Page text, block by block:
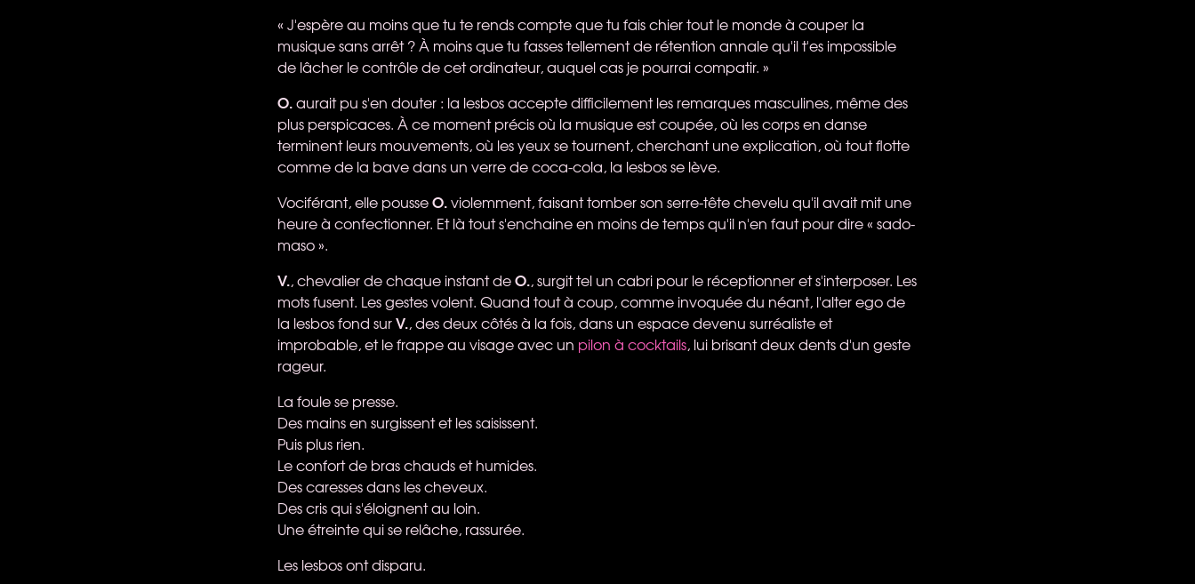
« J'espère au moins que tu te rends compte que tu fais chier tout le monde à couper la
musique sans arrêt ? À moins que tu fasses tellement de rétention annale qu'il t'es impossible
de lâcher le contrôle de cet ordinateur, auquel cas je pourrai compatir. »
O.aurait pu s'en douter : la lesbos accepte difficilement les remarques masculines, même des
plus perspicaces. À ce moment précis où la musique est coupée, où les corps en danse
terminent leurs mouvements, où les yeux se tournent, cherchant une explication, où tout flotte
comme de la bave dans un verre de coca-cola, la lesbos se lève.
Vociférant, elle pousseO.violemment, faisant tomber son serre-tête chevelu qu'il avait mit une
heure à confectionner. Et là tout s'enchaine en moins de temps qu'il n'en faut pour dire « sado-
maso ».
V., chevalier de chaque instant deO., surgit tel un cabri pour le réceptionner et s'interposer. Les
mots fusent. Les gestes volent. Quand tout à coup, comme invoquée du néant, l'alter ego de
la lesbos fond surV., des deux côtés à la fois, dans un espace devenu surréaliste et
improbable, et le frappe au visage avec un pilon à cocktails, lui brisant deux dents d'un geste
rageur.
La foule se presse.
Des mains en surgissent et les saisissent.
Puis plus rien.
Le confort de bras chauds et humides.
Des caresses dans les cheveux.
Des cris qui s'éloignent au loin.
Une étreinte qui se relâche, rassurée.
Les lesbos ont disparu.